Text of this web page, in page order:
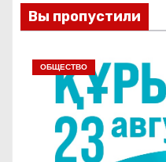
Вы пропустили
ОБЩЕСТВО